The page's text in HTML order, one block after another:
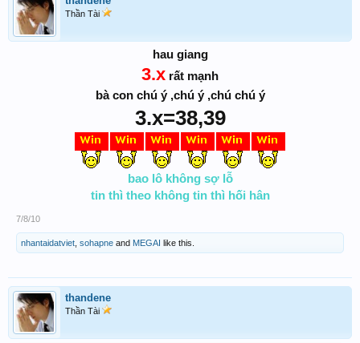
Thần Tài
hau giang
3.x rất mạnh
bà con chú ý ,chú ý ,chú chú ý
3.x=38,39
bao lô không sợ lỗ
tin thì theo không tin thì hối hân
7/8/10
nhantaidatviet sohapne and MEGAI like this.
thandene
Thần Tài